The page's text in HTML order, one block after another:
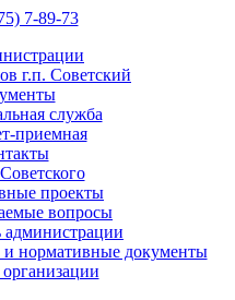
7-89-73
г.п. Советский
служба
приемная
проекты
вопросы
администрации
нормативные документы